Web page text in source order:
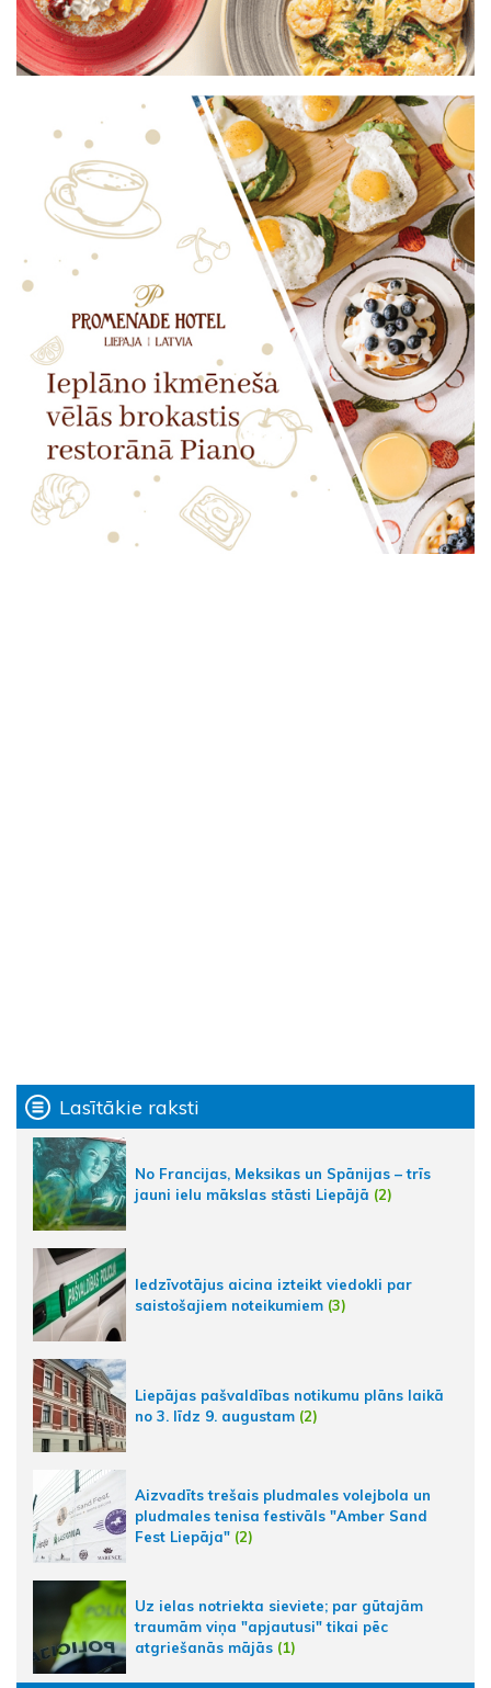
Lasītākie raksti
No Francijas, Meksikas un Spānijas – trīs
jauni ielu mākslas stāsti Liepājā (2)
Iedzīvotājus aicina izteikt viedokli par
saistošajiem noteikumiem (3)
Liepājas pašvaldības notikumu plāns laikā
no 3. līdz 9. augustam (2)
Aizvadīts trešais pludmales volejbola un
pludmales tenisa festivāls "Amber Sand
Fest Liepāja" (2)
Uz ielas notriekta sieviete; par gūtajām
traumām viņa "apjautusi" tikai pēc
atgriešanās mājās (1)